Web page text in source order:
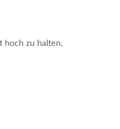
hoch zu halten,